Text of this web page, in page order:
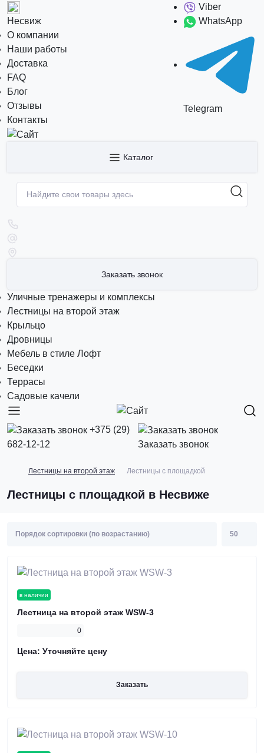
Несвиж
О компании
Наши работы
Доставка
FAQ
Блог
Отзывы
Контакты
Viber
WhatsApp
Telegram
Каталог
Заказать звонок
Уличные тренажеры и комплексы
Лестницы на второй этаж
Крыльцо
Дровницы
Мебель в стиле Лофт
Беседки
Террасы
Садовые качели
+375 (29)
682-12-12
Заказать звонок
Лестницы на второй этаж Лестницы с площадкой
Лестницы с площадкой в Несвиже
в наличии
Лестница на второй этаж WSW-3
0
Цена: Уточняйте цену
Заказать